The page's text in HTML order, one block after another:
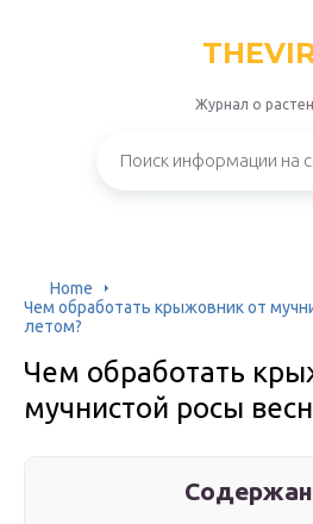
Журнал о
Home
Чем обработать крыжовник от
летом?
Чем обработать
мучнистой росы